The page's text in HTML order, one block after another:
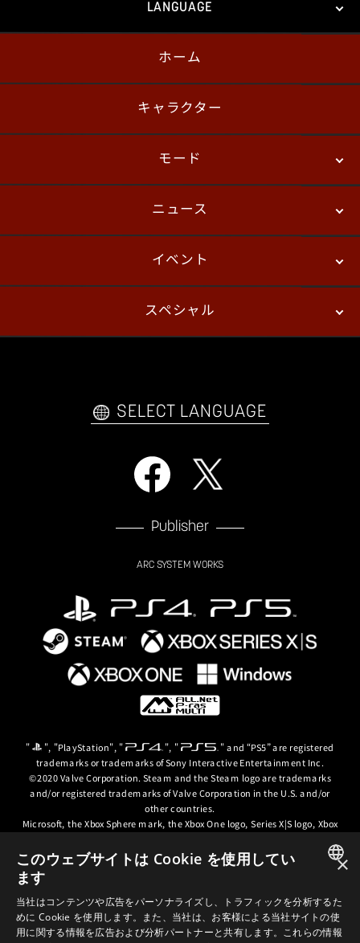
LANGUAGE
English
ホーム
キャラクター
モード
バトル
ニュース
パッチノート
イベント
プレイヤーズ
スペシャル
自己紹介カードメーカー アーケード
SELECT LANGUAGE
Publisher
ARC SYSTEM WORKS
" ", "PlayStation", " ", " " and “PS5” are registered
trademarks or trademarks of Sony Interactive Entertainment Inc.
©2020 Valve Corporation. Steam and the Steam logo are trademarks
and/or registered trademarks of Valve Corporation in the U.S. and/or
other countries.
Microsoft, the Xbox Sphere mark, the Xbox One logo, Series X|S logo, Xbox
trademarks of the Microsoft group of companies.
© ARC SYSTEM WORKS / © 2024 CD PROJEKT S.A. All rights reserved. CD
PROJEKT, the CD PROJEKT logo, Cyberpunk, Cyberpunk 2077, the
Cyberpunk 2077 logo and Cyberpunk: Edgerunners are trademarks and/or
registered trademarks of CD PROJEKT S.A. in the US and/or other
ENGLISH
×
このウェブサイトは Cookie を使用してい
ます
当社はコンテンツや広告をパーソナライズし、トラフィックを分析するた
めに Cookie を使用します。また、当社は、お客様による当社サイトの使
用に関する情報を広告および分析パートナーと共有します。これらの情報